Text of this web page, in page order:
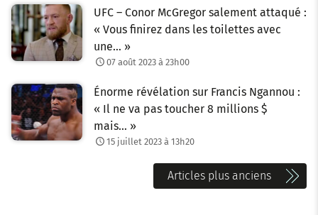
UFC – Conor McGregor salement attaqué :
« Vous finirez dans les toilettes avec
une… »
07 août 2023 à 23h00
Énorme révélation sur Francis Ngannou :
« Il ne va pas toucher 8 millions $
mais… »
15 juillet 2023 à 13h20
Articles plus anciens